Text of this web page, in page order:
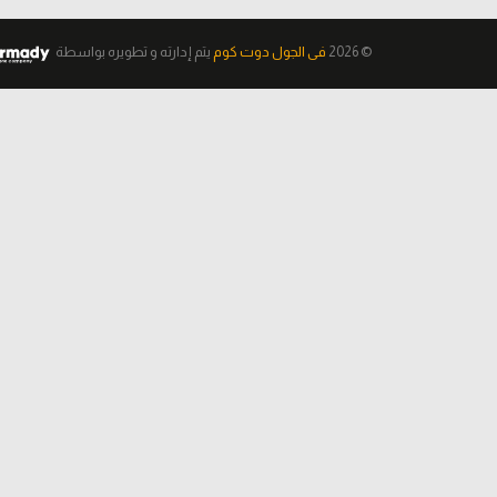
© 2026 فى الجول دوت كوم يتم إدارته و تطويره بواسطة